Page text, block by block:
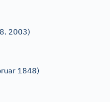
2003)
1848)